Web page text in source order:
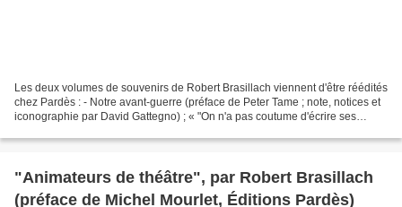
Les deux volumes de souvenirs de Robert Brasillach viennent d'être réédités
chez Pardès : - Notre avant-guerre (préface de Peter Tame ; note, notices et
iconographie par David Gattegno) ; « "On n'a pas coutume d'écrire ses
"Animateurs de théâtre", par Robert Brasillach
(préface de Michel Mourlet, Éditions Pardès)